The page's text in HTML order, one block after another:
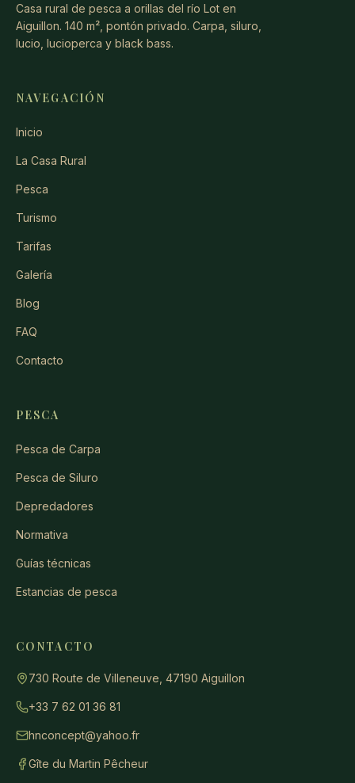
Casa rural de pesca a orillas del río Lot en
Aiguillon. 140 m², pontón privado. Carpa, siluro,
lucio, lucioperca y black bass.
NAVEGACIÓN
Inicio
La Casa Rural
Pesca
Turismo
Tarifas
Galería
Blog
FAQ
Contacto
PESCA
Pesca de Carpa
Pesca de Siluro
Depredadores
Normativa
Guías técnicas
Estancias de pesca
CONTACTO
730 Route de Villeneuve, 47190 Aiguillon
+33 7 62 01 36 81
hnconcept@yahoo.fr
Gîte du Martin Pêcheur